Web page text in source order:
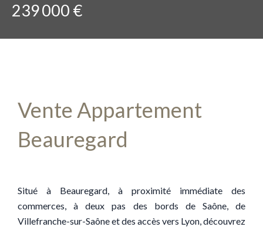
239 000 €
Vente Appartement
Beauregard
Situé à Beauregard, à proximité immédiate des
commerces, à deux pas des bords de Saône, de
Villefranche-sur-Saône et des accès vers Lyon, découvrez